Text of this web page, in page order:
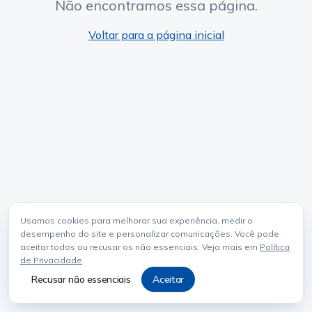
Usamos cookies para melhorar sua experiência, medir o
desempenho do site e personalizar comunicações. Você pode
aceitar todos ou recusar os não essenciais. Veja mais em Política
de Privacidade.
Recusar não essenciais Aceitar
Não encontramos essa página.
Voltar para a página inicial